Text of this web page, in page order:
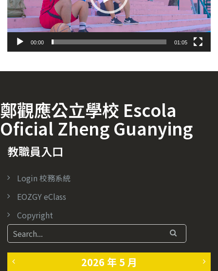
00:00 01:05
鄭觀應公立學校 Escola
Oficial Zheng Guanying
教職員入口
Login 校務系統
EOZGY eClass
Copyright
2026 年 5 月